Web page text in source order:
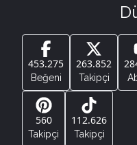
453.275
Beğeni
263.852
Takipçi
560
Takipçi
112.626
Takipçi